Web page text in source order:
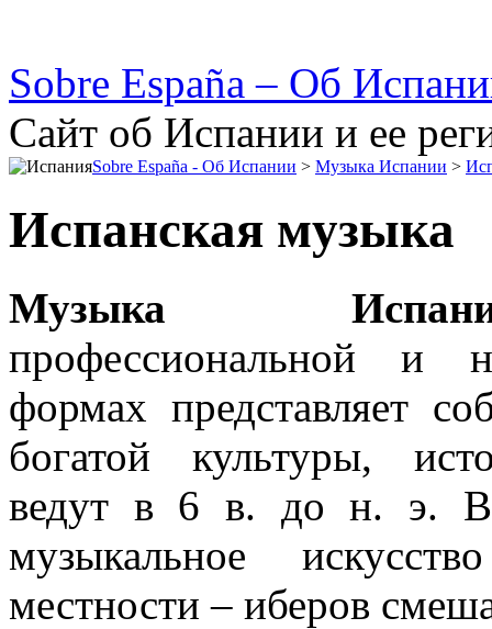
Sobre España – Об
Сайт об Испании и ее
Sobre España - Об Испании > Музыка Испании >
Испанская музыка
Музыка
профессиональной и
формах представляет
богатой культуры,
ведут в 6 в. до н. э. В
музыкальное
местности – иберов